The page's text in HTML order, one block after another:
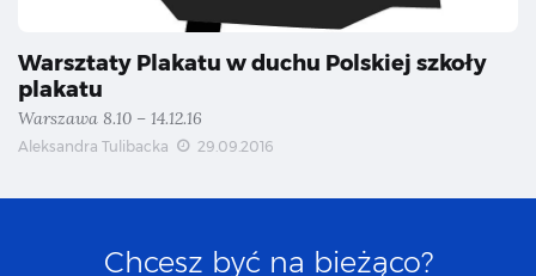
Warsztaty Plakatu w duchu Polskiej szkoły
plakatu
Warszawa 8.10 – 14.12.16
Aleksandra Tulibacka 29.09.2016
Chcesz być na bieżąco?